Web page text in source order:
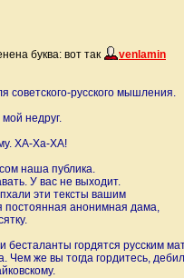
буква: вот так
venlamin
советского-русского мышления.
недруг.
ХА-Ха-ХА!
наша публика.
У вас не выходит.
эти тексты вашим
постоянная анонимная дама,
бесталанты гордятся русским
Чем же вы тогда гордитесь,